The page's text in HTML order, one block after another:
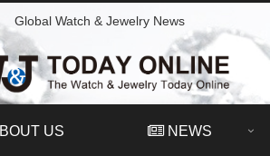
Global Watch & Jewelry News
US NEWS